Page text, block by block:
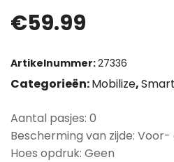
€59.99
Artikelnummer:27336
Categorieën:Mobilize,
Aantal pasjes: 0
Bescherming van zijde:
Hoes opdruk: Geen